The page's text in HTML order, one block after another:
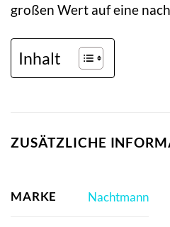
großen Wert auf eine
Inhalt
ZUSÄTZLICHE
MARKE Nachtmann